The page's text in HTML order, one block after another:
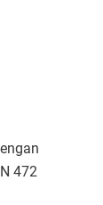
472